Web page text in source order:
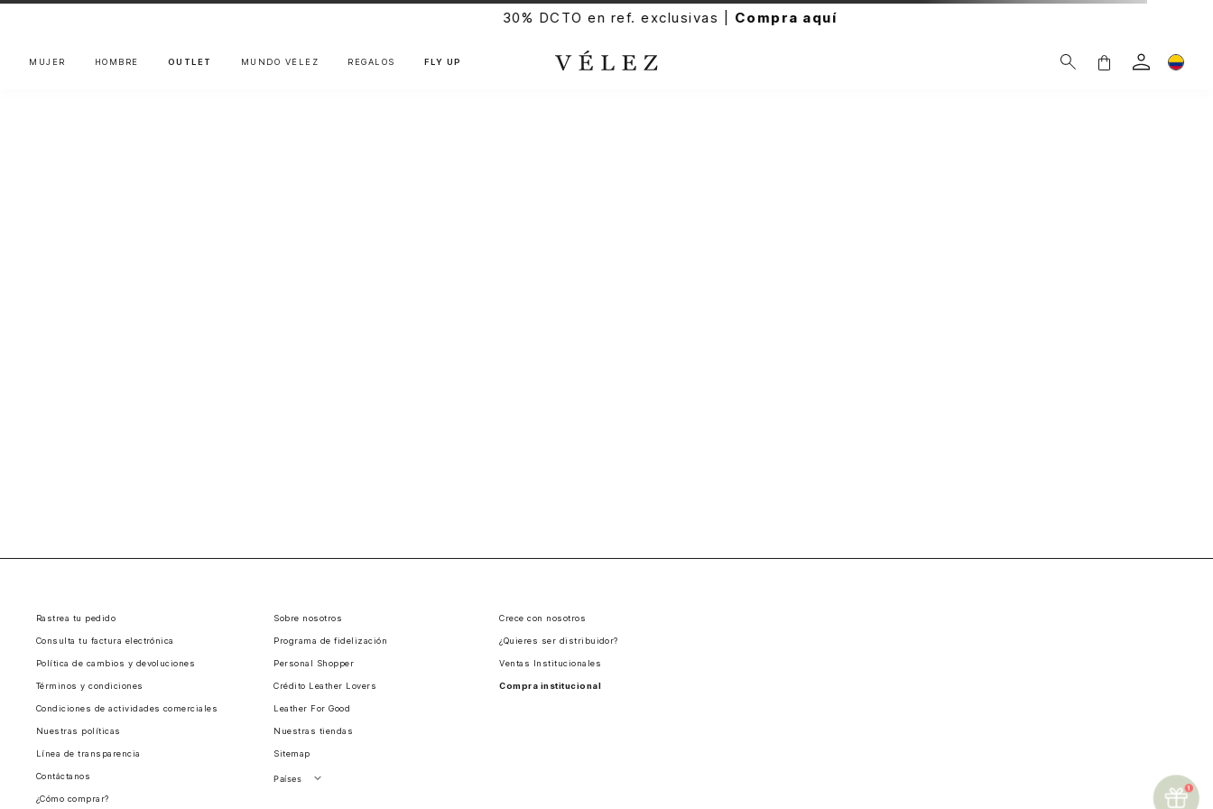
30% DCTO en ref. exclusivas |Compra aquí
MUJER HOMBRE OUTLET MUNDO VÉLEZ REGALOS FLY UP
Rastrea tu pedido
Consulta tu factura electrónica
Política de cambios y devoluciones
Términos y condiciones
Condiciones de actividades comerciales
Nuestras políticas
Línea de transparencia
Contáctanos
¿Cómo comprar?
Sobre nosotros
Programa de fidelización
Personal Shopper
Crédito Leather Lovers
Leather For Good
Nuestras tiendas
Sitemap
Países
Crece con nosotros
¿Quieres ser distribuidor?
Ventas Institucionales
Compra institucional